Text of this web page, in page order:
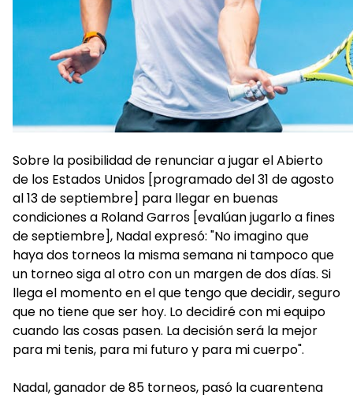
Sobre la posibilidad de renunciar a jugar el Abierto
de los Estados Unidos [programado del 31 de agosto
al 13 de septiembre] para llegar en buenas
condiciones a Roland Garros [evalúan jugarlo a fines
de septiembre], Nadal expresó: "No imagino que
haya dos torneos la misma semana ni tampoco que
un torneo siga al otro con un margen de dos días. Si
llega el momento en el que tengo que decidir, seguro
que no tiene que ser hoy. Lo decidiré con mi equipo
cuando las cosas pasen. La decisión será la mejor
para mi tenis, para mi futuro y para mi cuerpo".
Nadal, ganador de 85 torneos, pasó la cuarentena